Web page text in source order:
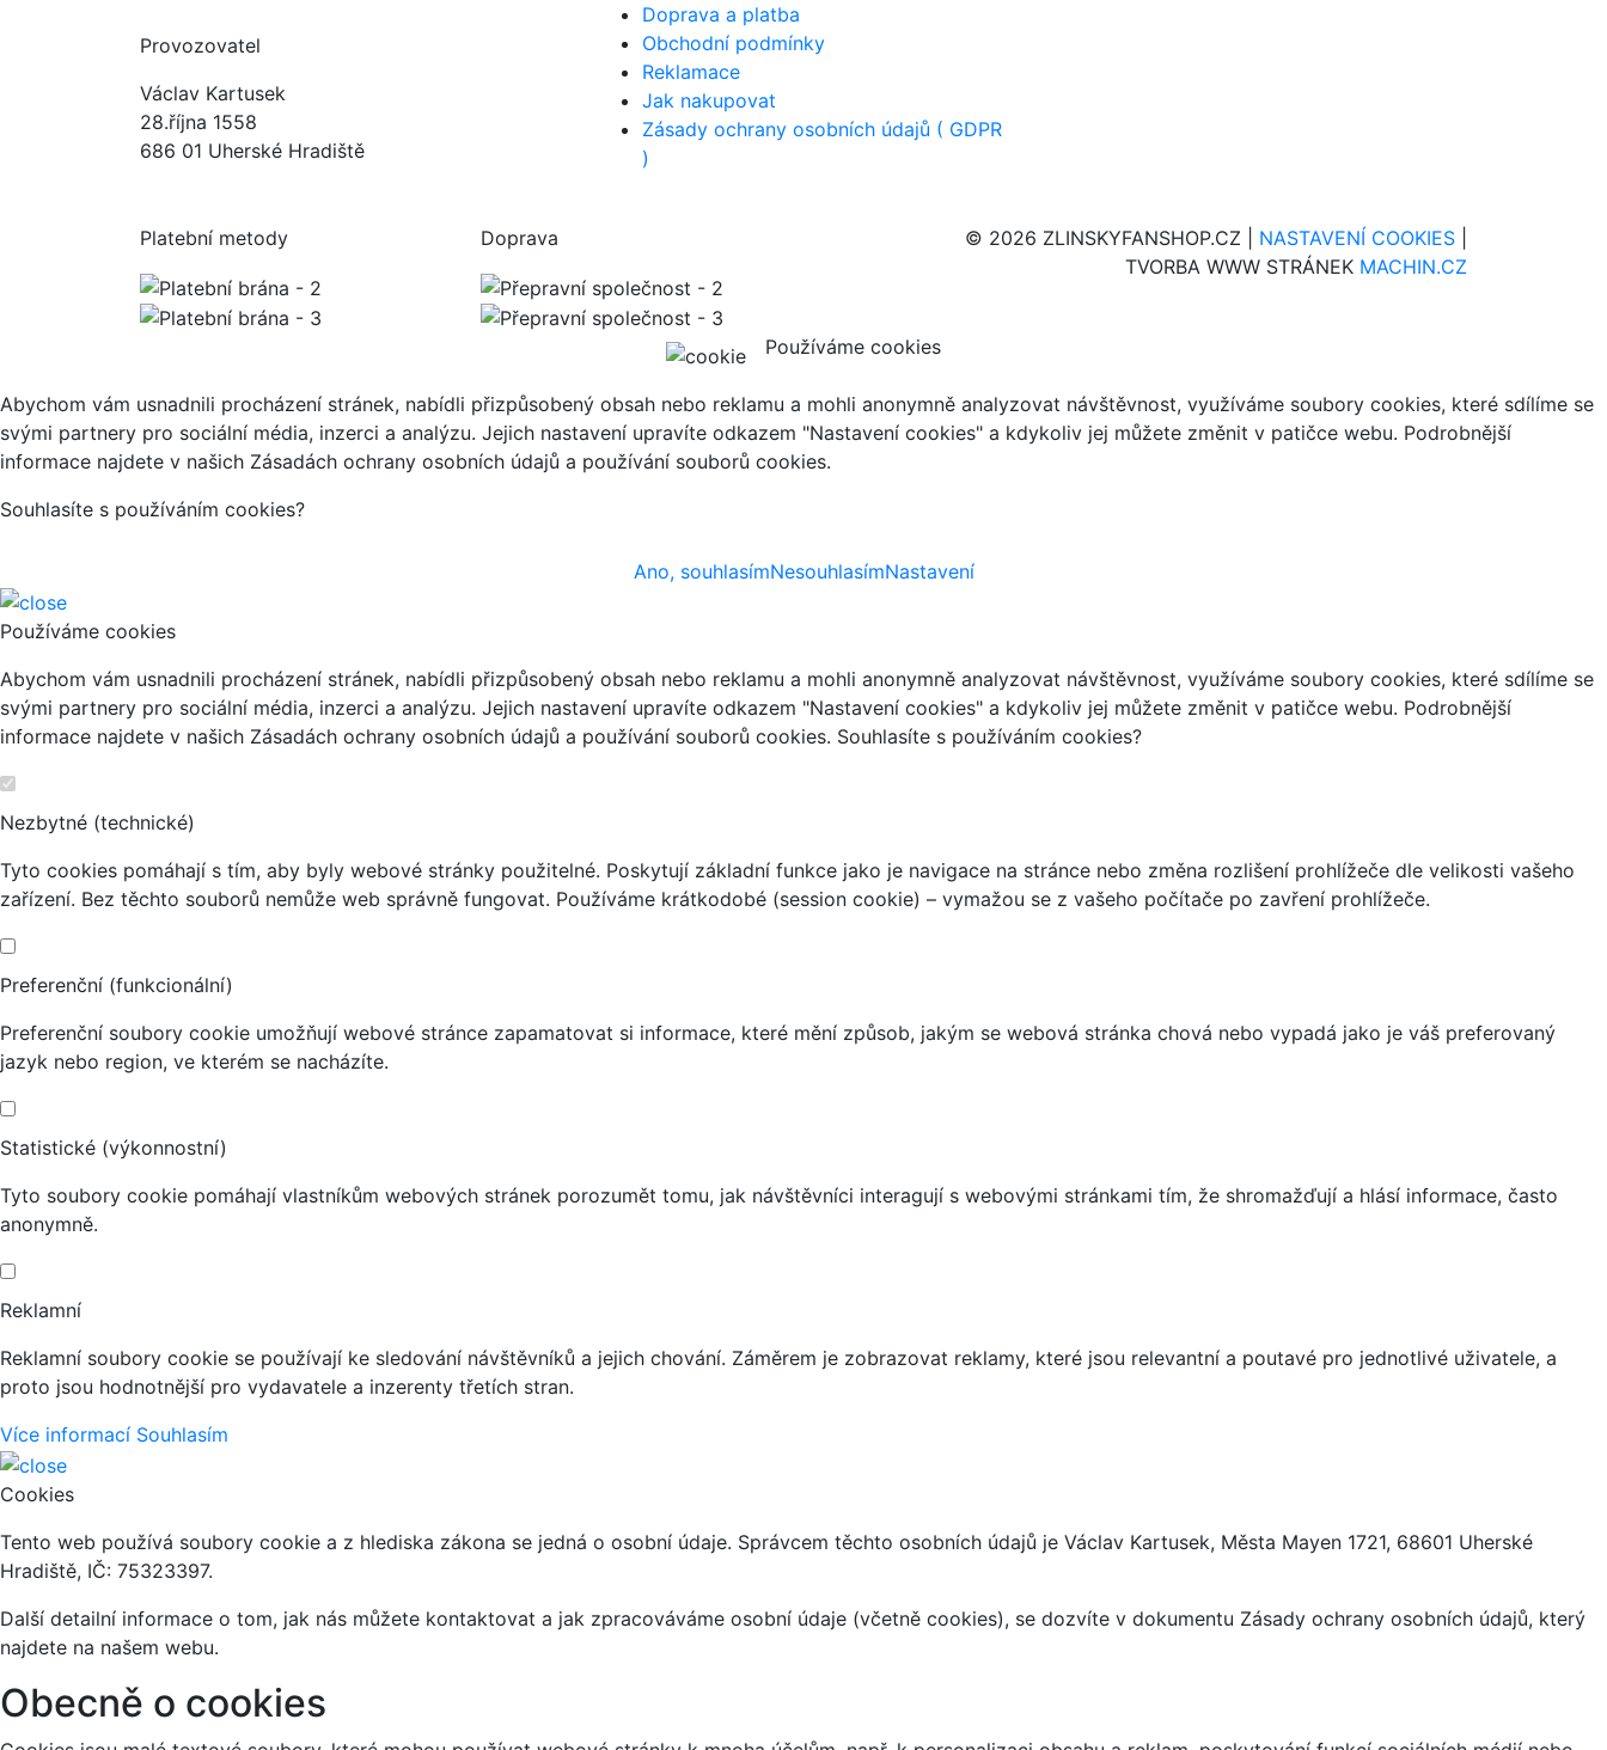
Provozovatel
Václav Kartusek
28.října 1558
686 01 Uherské Hradiště
Doprava a platba
Obchodní podmínky
Reklamace
Jak nakupovat
Zásady ochrany osobních údajů ( GDPR
)
Platební metody Doprava © 2026 ZLINSKYFANSHOP.CZ | NASTAVENÍ COOKIES
TVORBA WWW STRÁNEK MACHIN.CZ
Používáme cookies
Abychom vám usnadnili procházení stránek, nabídli přizpůsobený obsah nebo reklamu a mohli anonymně analyzovat návštěvnost, využíváme soubory cookies, které sdílíme se
svými partnery pro sociální média, inzerci a analýzu. Jejich nastavení upravíte odkazem "Nastavení cookies" a kdykoliv jej můžete změnit v patičce webu. Podrobnější
informace najdete v našich Zásadách ochrany osobních údajů a používání souborů cookies.
Souhlasíte s používáním cookies?
Ano, souhlasímNesouhlasímNastavení
Používáme cookies
Abychom vám usnadnili procházení stránek, nabídli přizpůsobený obsah nebo reklamu a mohli anonymně analyzovat návštěvnost, využíváme soubory cookies, které sdílíme se
svými partnery pro sociální média, inzerci a analýzu. Jejich nastavení upravíte odkazem "Nastavení cookies" a kdykoliv jej můžete změnit v patičce webu. Podrobnější
informace najdete v našich Zásadách ochrany osobních údajů a používání souborů cookies. Souhlasíte s používáním cookies?
Nezbytné (technické)
Tyto cookies pomáhají s tím, aby byly webové stránky použitelné. Poskytují základní funkce jako je navigace na stránce nebo změna rozlišení prohlížeče dle velikosti vašeho
zařízení. Bez těchto souborů nemůže web správně fungovat. Používáme krátkodobé (session cookie) – vymažou se z vašeho počítače po zavření prohlížeče.
Preferenční (funkcionální)
Preferenční soubory cookie umožňují webové stránce zapamatovat si informace, které mění způsob, jakým se webová stránka chová nebo vypadá jako je váš preferovaný
jazyk nebo region, ve kterém se nacházíte.
Statistické (výkonnostní)
Tyto soubory cookie pomáhají vlastníkům webových stránek porozumět tomu, jak návštěvníci interagují s webovými stránkami tím, že shromažďují a hlásí informace, často
anonymně.
Reklamní
Reklamní soubory cookie se používají ke sledování návštěvníků a jejich chování. Záměrem je zobrazovat reklamy, které jsou relevantní a poutavé pro jednotlivé uživatele, a
proto jsou hodnotnější pro vydavatele a inzerenty třetích stran.
Více informací Souhlasím
Cookies
Tento web používá soubory cookie a z hlediska zákona se jedná o osobní údaje. Správcem těchto osobních údajů je Václav Kartusek, Města Mayen 1721, 68601 Uherské
Hradiště, IČ: 75323397.
Další detailní informace o tom, jak nás můžete kontaktovat a jak zpracováváme osobní údaje (včetně cookies), se dozvíte v dokumentu Zásady ochrany osobních údajů, který
najdete na našem webu.
Obecně o cookies